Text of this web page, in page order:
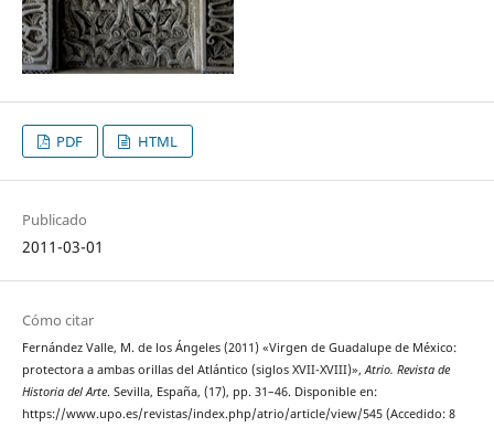
PDF HTML
Publicado
2011-03-01
Cómo citar
Fernández Valle, M. de los Ángeles (2011) «Virgen de Guadalupe de México:
protectora a ambas orillas del Atlántico (siglos XVII-XVIII)»,Atrio. Revista de
Historia del Arte. Sevilla, España, (17), pp. 31–46. Disponible en:
https://www.upo.es/revistas/index.php/atrio/article/view/545 (Accedido: 8